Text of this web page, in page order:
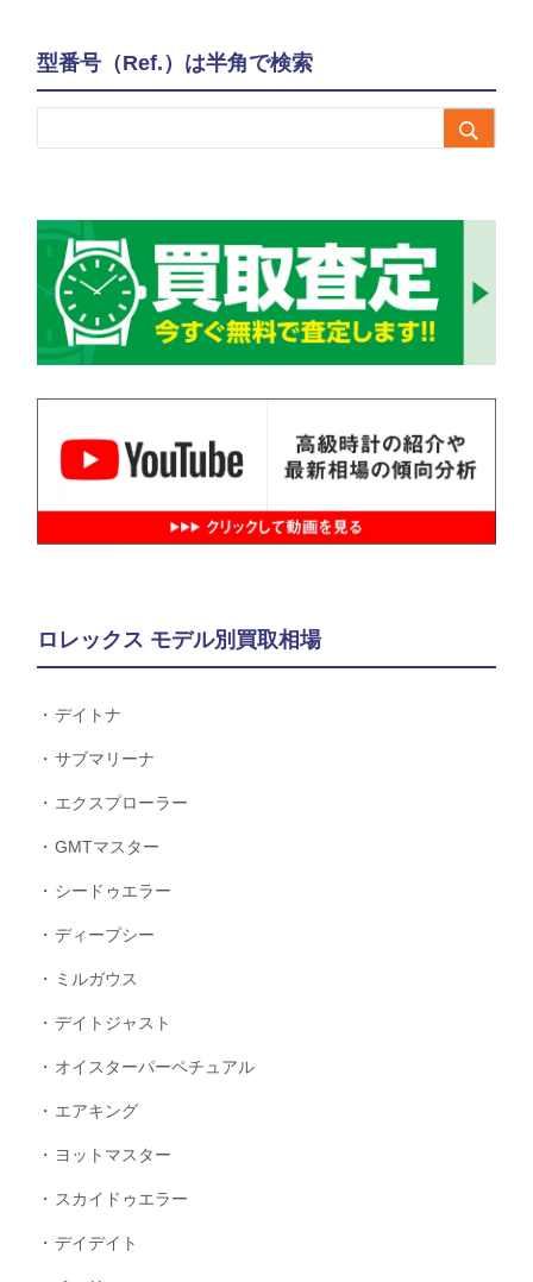
型番号（Ref.）は半角で検索

ロレックス モデル別買取相場
デイトナ
サブマリーナ
エクスプローラー
GMTマスター
シードゥエラー
ディープシー
ミルガウス
デイトジャスト
オイスターパーペチュアル
エアキング
ヨットマスター
スカイドゥエラー
デイデイト